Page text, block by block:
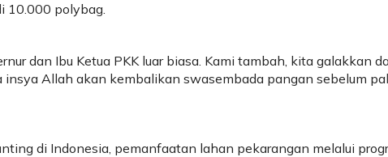
10.000 polybag.
dan Ibu Ketua PKK luar biasa. Kami tambah, kita galakkan
insya Allah akan kembalikan swasembada pangan sebelum
di Indonesia, pemanfaatan lahan pekarangan melalui